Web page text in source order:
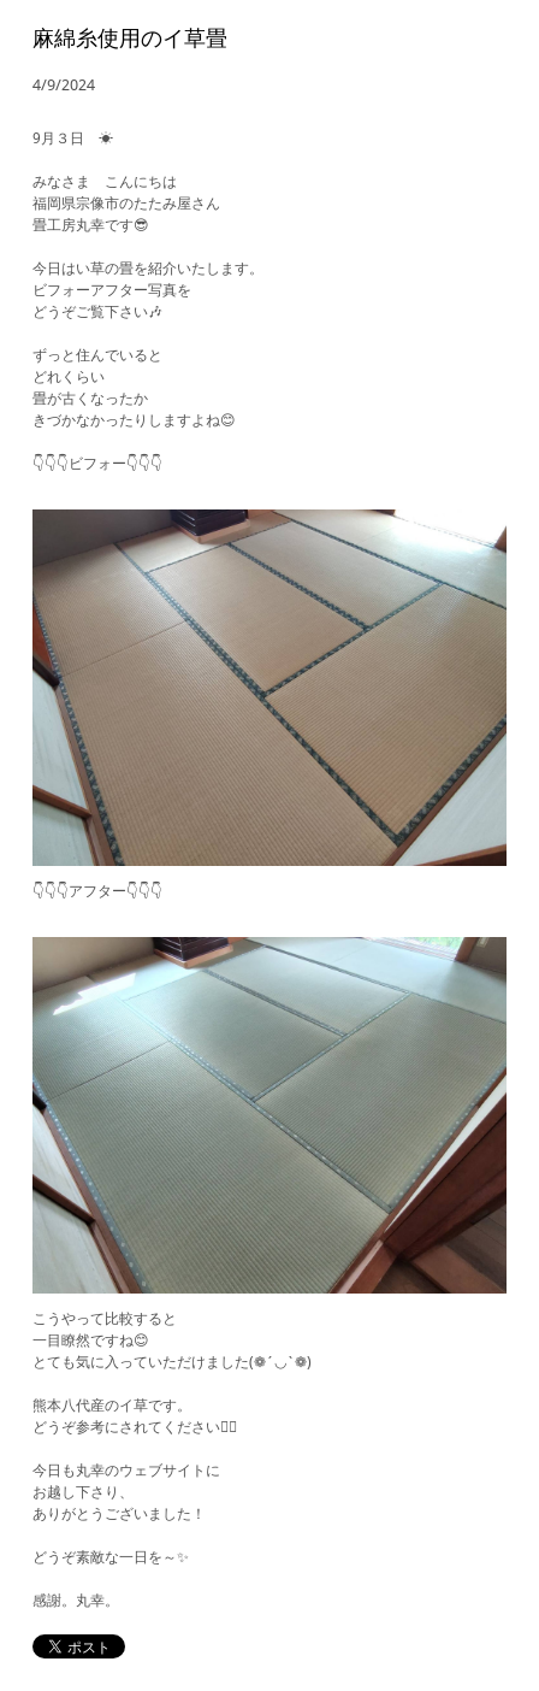
麻綿糸使用のイ草畳
4/9/2024
9月３日 ☀
みなさま こんにちは
福岡県宗像市のたたみ屋さん
畳工房丸幸です😎
今日はい草の畳を紹介いたします。
ビフォーアフター写真を
どうぞご覧下さい🎶
ずっと住んでいると
どれくらい
畳が古くなったか
きづかなかったりしますよね😊
👇👇👇ビフォー👇👇👇
👇👇👇アフター👇👇👇
こうやって比較すると
一目瞭然ですね😊
とても気に入っていただけました(❁´◡`❁)
熊本八代産のイ草です。
どうぞ参考にされてください🙋‍♂️
今日も丸幸のウェブサイトに
お越し下さり、
ありがとうございました！
どうぞ素敵な一日を～✨
感謝。丸幸。